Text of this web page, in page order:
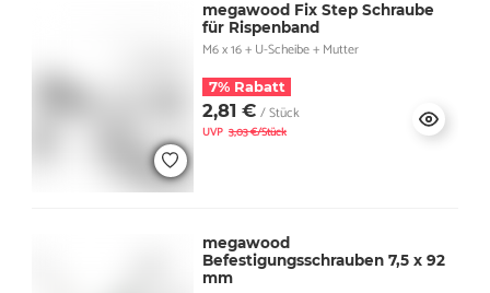
megawood Fix Step Schraube
für Rispenband
M6 x 16 + U-Scheibe + Mutter
7% Rabatt
2,81 € / Stück
UVP 3,03 €/Stück
megawood
Befestigungsschrauben 7,5 x 92
mm